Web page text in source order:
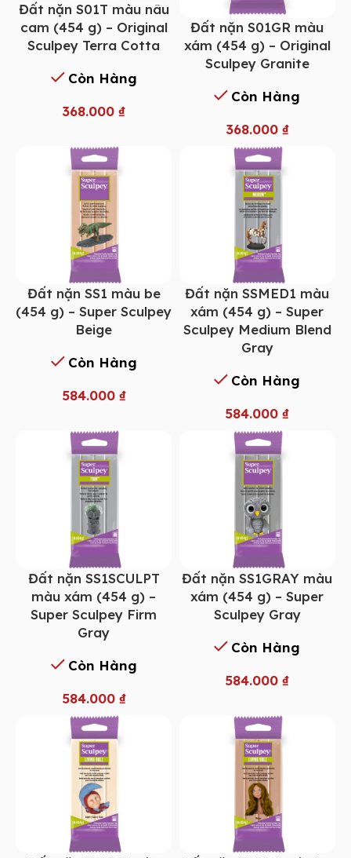
Đất nặn S01T màu nâu
cam (454 g) – Original
Sculpey Terra Cotta
Còn Hàng
368.000 ₫
Đất nặn S01GR màu
xám (454 g) – Original
Sculpey Granite
Còn Hàng
368.000 ₫
Đất nặn SS1 màu be
(454 g) – Super Sculpey
Beige
Còn Hàng
584.000 ₫
Đất nặn SSMED1 màu
xám (454 g) – Super
Sculpey Medium Blend
Gray
Còn Hàng
584.000₫
Đất nặn SS1SCULPT
màu xám (454 g) –
Super Sculpey Firm
Gray
Còn Hàng
584.000 ₫
Đất nặn SS1GRAY màu
xám (454 g) – Super
Sculpey Gray
Còn Hàng
584.000₫